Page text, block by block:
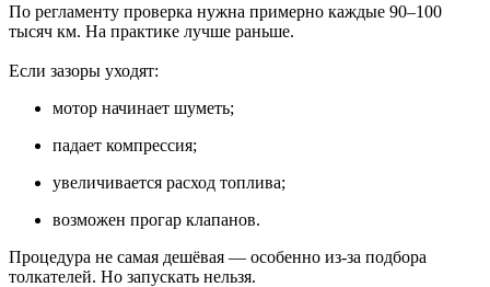
По регламенту проверка нужна примерно каждые 90–100
тысяч км. На практике лучше раньше.
Если зазоры уходят:
мотор начинает шуметь;
падает компрессия;
увеличивается расход топлива;
возможен прогар клапанов.
Процедура не самая дешёвая — особенно из-за подбора
толкателей. Но запускать нельзя.